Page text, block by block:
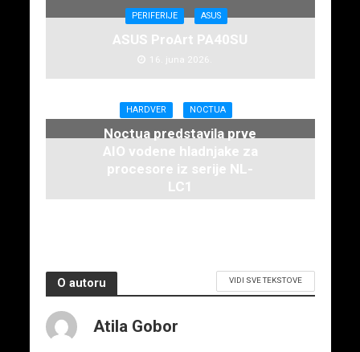
PERIFERIJE ASUS
ASUS ProArt PA40SU
16. juna 2026.
HARDVER NOCTUA
Noctua predstavila prve
AIO vodene hladnjake za
procesore iz serije NL-
LC1
O autoru VIDI SVE TEKSTOVE
Atila Gobor